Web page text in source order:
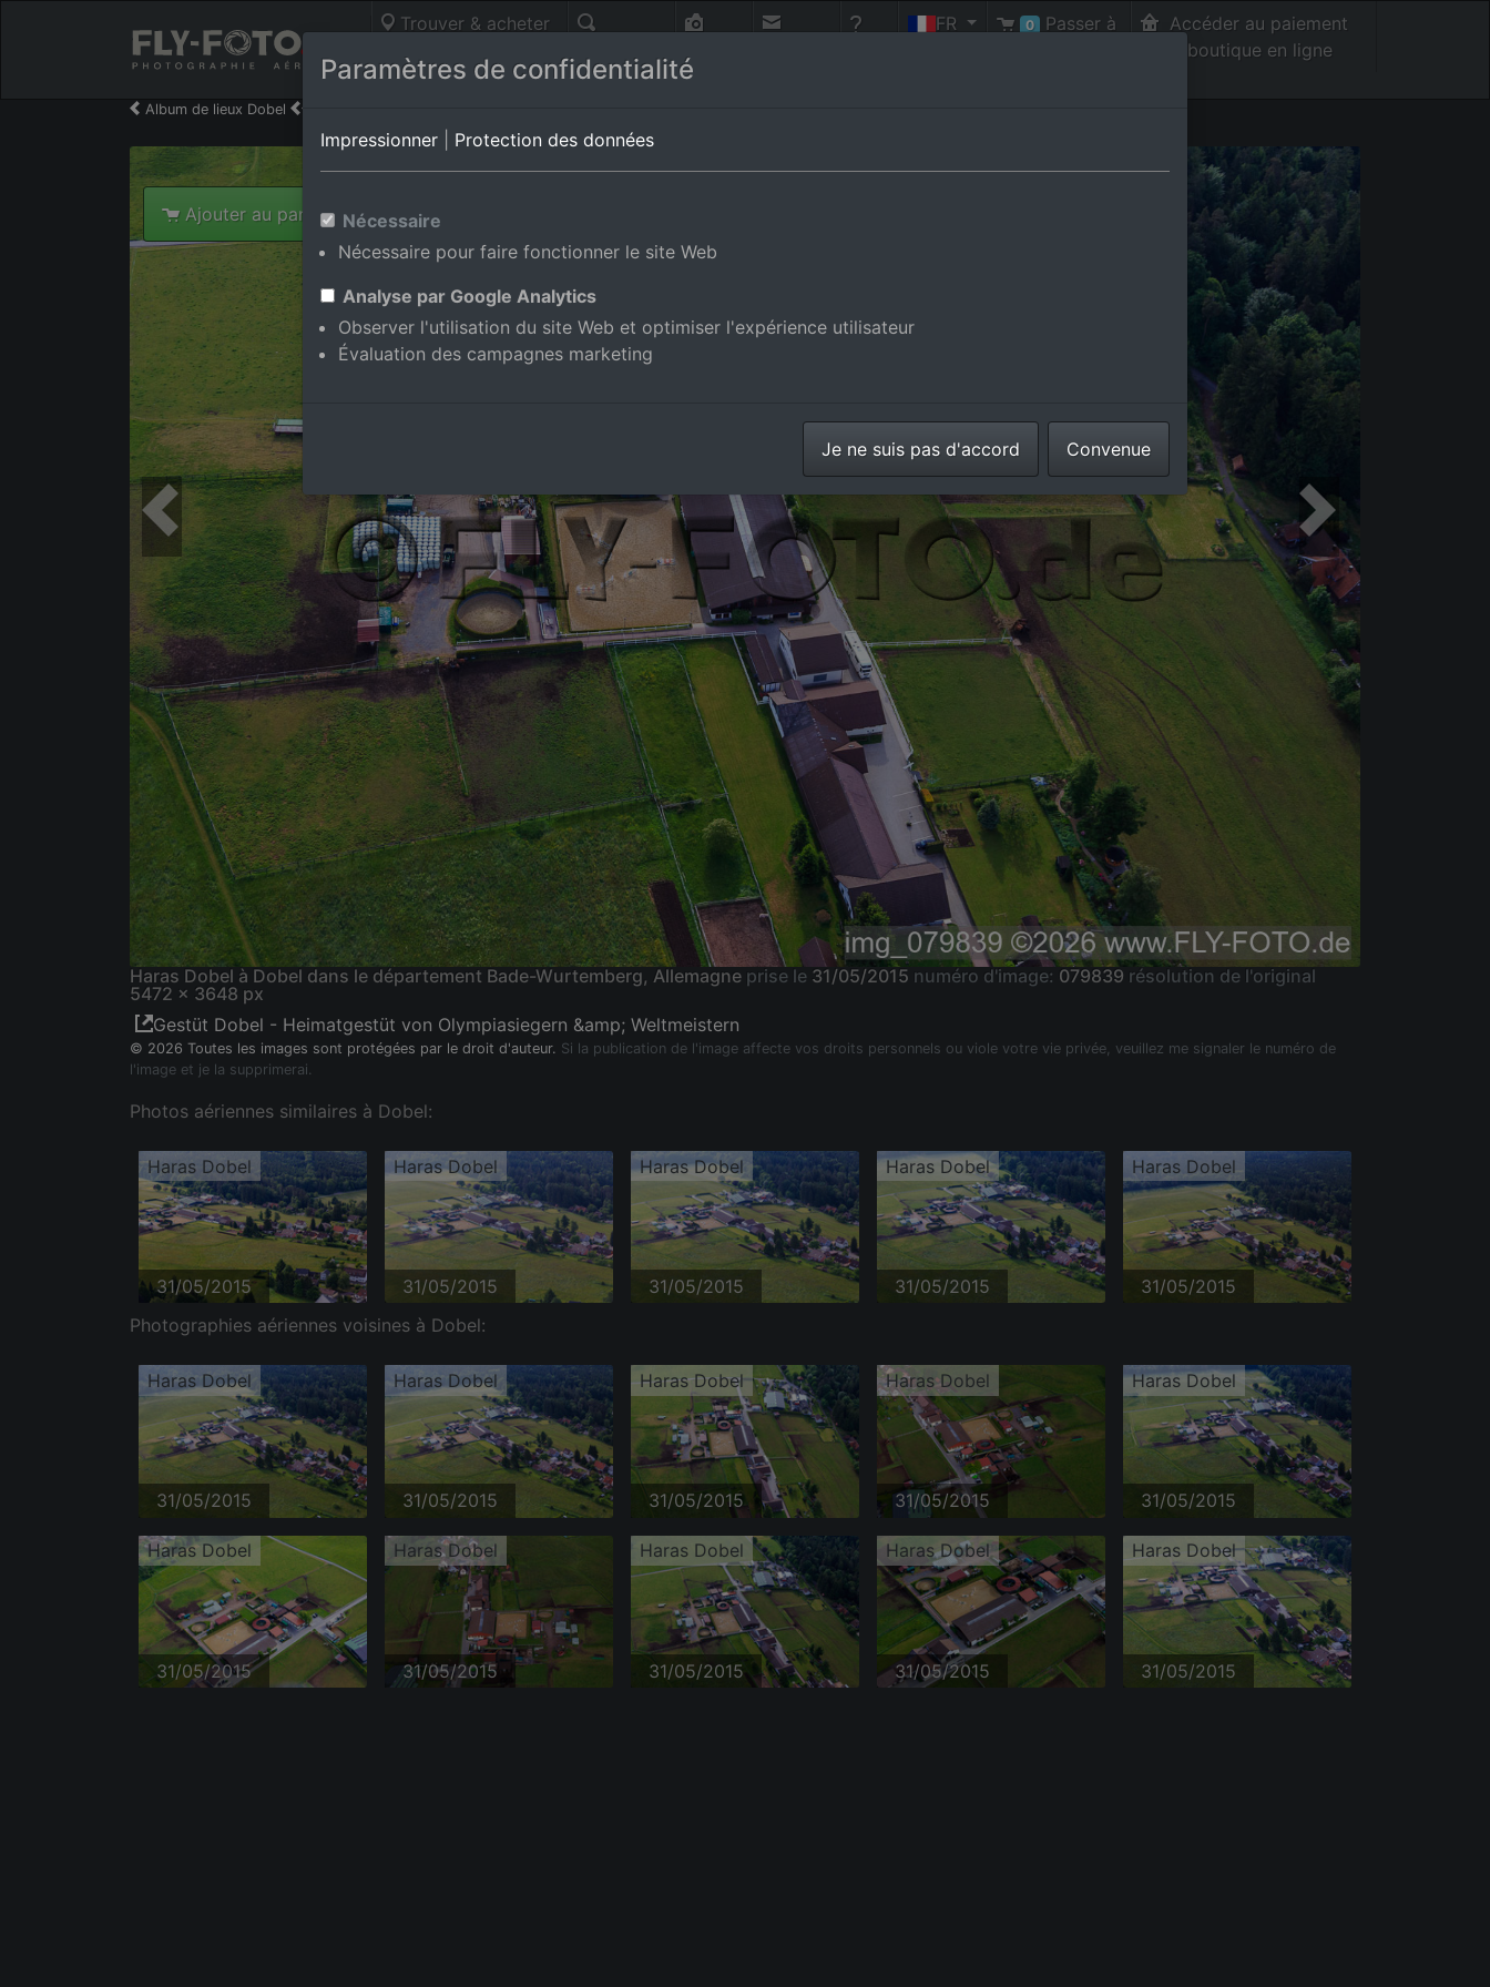
Trouver & acheter
vol
FR 0
Passer à
Accéder au paiement
de la boutique en ligne
Album de lieux Dobel
Ajouter au panier int.
Haras Dobel à Dobel dans le département Bade-Wurtemberg, Allemagne prise le 31/05/2015 numéro d'image: 079839 résolution de l'original
5472 x 3648 px
Gestüt Dobel - Heimatgestüt von Olympiasiegern &amp; Weltmeistern
© 2026 Toutes les images sont protégées par le droit d'auteur. Si la publication de l'image affecte vos droits personnels ou viole votre vie privée, veuillez me signaler le numéro de
l'image et je la supprimerai.
Photos aériennes similaires à Dobel:
Haras Dobel
31/05/2015
Haras Dobel
31/05/2015
Haras Dobel
31/05/2015
Haras Dobel
31/05/2015
Haras Dobel
31/05/2015
Photographies aériennes voisines à Dobel:
Haras Dobel
31/05/2015
Haras Dobel
31/05/2015
Haras Dobel
31/05/2015
Haras Dobel
31/05/2015
Haras Dobel
31/05/2015
Haras Dobel
31/05/2015
Haras Dobel
31/05/2015
Haras Dobel
31/05/2015
Haras Dobel
31/05/2015
Haras Dobel
31/05/2015
Paramètres de confidentialité
Impressionner Protection des données
Nécessaire
Nécessaire pour faire fonctionner le site Web
Analyse par Google Analytics
Observer l'utilisation du site Web et optimiser l'expérience utilisateur
Évaluation des campagnes marketing
Je ne suis pas d'accord Convenue